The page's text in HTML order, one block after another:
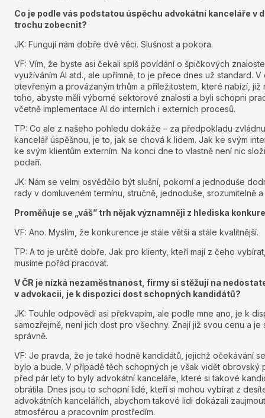
Co je podle vás podstatou úspěchu advokátní kanceláře v
trochu zobecnit?
JK: Fungují nám dobře dvě věci. Slušnost a pokora.
VF: Vím, že byste asi čekali spíš povídání o špičkových
využíváním AI atd., ale upřímně, to je přece dnes už standard.
otevřeným a provázaným trhům a příležitostem, které nabízí,
toho, abyste měli výborné sektorové znalosti a byli schopni
včetně implementace AI do interních i externích procesů.
TP: Co ale z našeho pohledu dokáže – za předpokladu
kancelář úspěšnou, je to, jak se chová k lidem. Jak ke svým
ke svým klientům externím. Na konci dne to vlastně není nic
podaří.
JK: Nám se velmi osvědčilo být slušní, pokorní a jednoduše
rady v domluveném termínu, stručně, jednoduše, srozumitelně a
Proměňuje se „váš” trh nějak významněji z hlediska
VF: Ano. Myslím, že konkurence je stále větší a stále kvalitnější.
TP: A to je určitě dobře. Jak pro klienty, kteří mají z čeho
musíme pořád pracovat.
V ČR je nízká nezaměstnanost, firmy si stěžují na
v advokacii, je k dispozici dost schopných kandidátů?
JK: Touhle odpovědí asi překvapím, ale podle mne ano, je k
samozřejmě, není jich dost pro všechny. Znají již svou cenu a
správně.
VF: Je pravda, že je také hodně kandidátů, jejichž očekávání
bylo a bude. V případě těch schopných je však vidět obrovský
před pár lety to byly advokátní kanceláře, které si takové
obrátila. Dnes jsou to schopní lidé, kteří si mohou vybírat z
advokátních kancelářích, abychom takové lidi dokázali
atmosférou a pracovním prostředím.